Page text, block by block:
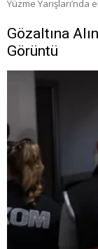
Yüzme
Gözaltına
Görüntü